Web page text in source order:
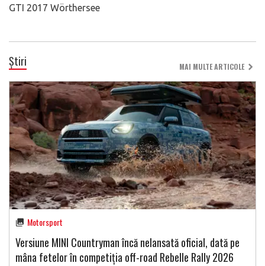
GTI 2017 Wörthersee
Știri MAI MULTE ARTICOLE
Motorsport
Versiune MINI Countryman încă nelansată oficial, dată pe
mâna fetelor în competiția off-road Rebelle Rally 2026